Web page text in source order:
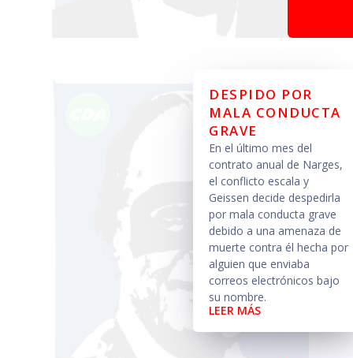
DESPIDO POR
MALA CONDUCTA
GRAVE
En el último mes del
contrato anual de Narges,
el conflicto escala y
Geissen decide despedirla
por mala conducta grave
debido a una amenaza de
muerte contra él hecha por
alguien que enviaba
correos electrónicos bajo
su nombre.
LEER MÁS